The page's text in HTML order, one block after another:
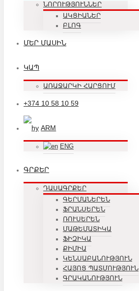
ՆՈՐՈՒԹՅՈՒՆՆԵՐ
ԱԿՑԻԱՆԵՐ
ԲԼՈԳ
ՄԵՐ ՄԱՍԻՆ
ԿԱՊ
ԱՌԱՋԱՐԿԻ ՀԱՐՑՈՒՄ
+374 10 58 10 59
ARM
ENG
ԳՐՔԵՐ
ԴԱՍԱԳՐՔԵՐ
ԳԵՐՄԱՆԵՐԵՆ
ՖՐԱՆՍԵՐԵՆ
ՌՈՒՍԵՐԵՆ
ՄԱԹԵՄԱՏԻԿԱ
ՖԻԶԻԿԱ
ՔԻՄԻԱ
ԿԵՆՍԱԲԱՆՈՒԹՅՈՒՆ
ՀԱՅՈՑ ՊԱՏՄՈՒԹՅՈՒՆ
ԳՐԱԿԱՆՈՒԹՅՈՒՆ